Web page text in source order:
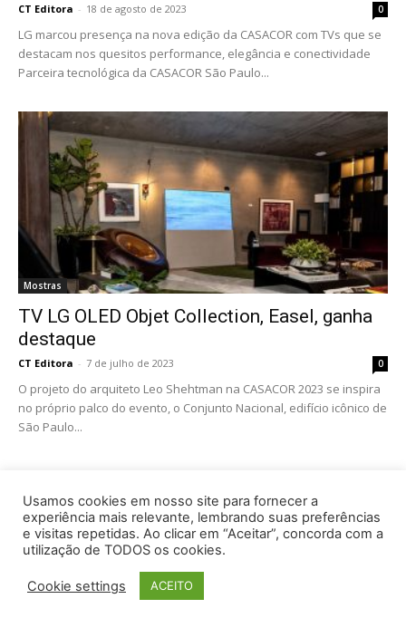
CT Editora - 18 de agosto de 2023 0
LG marcou presença na nova edição da CASACOR com TVs que se
destacam nos quesitos performance, elegância e conectividade
Parceira tecnológica da CASACOR São Paulo...
Mostras
TV LG OLED Objet Collection, Easel, ganha
destaque
CT Editora - 7 de julho de 2023 0
O projeto do arquiteto Leo Shehtman na CASACOR 2023 se inspira
no próprio palco do evento, o Conjunto Nacional, edifício icônico de
São Paulo...
© © Copyright© CT EDITORA | Tel.: (11) 2068-7485 |
contato@revistaaudioevideo.com.br
Usamos cookies em nosso site para fornecer a
experiência mais relevante, lembrando suas preferências
e visitas repetidas. Ao clicar em “Aceitar”, concorda com a
utilização de TODOS os cookies.
Cookie settings ACEITO